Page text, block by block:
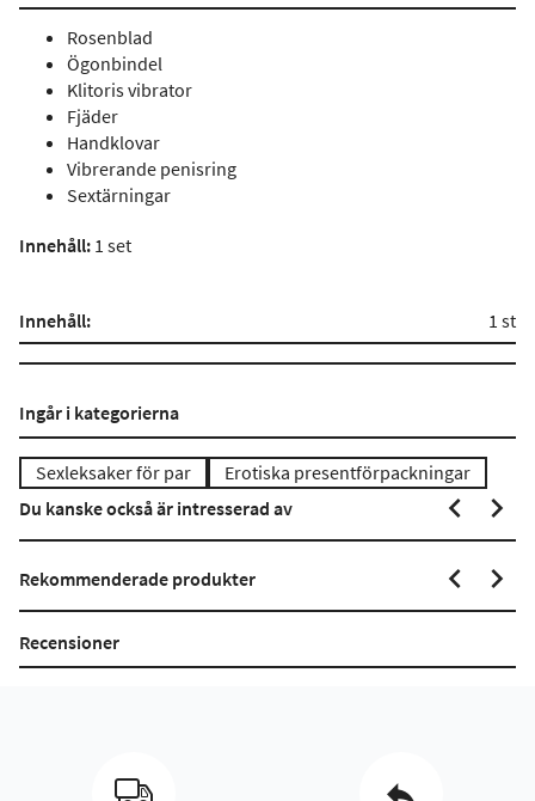
Rosenblad
Ögonbindel
Klitoris vibrator
Fjäder
Handklovar
Vibrerande penisring
Sextärningar
Innehåll: 1 set
Innehåll: 1 st
Ingår i kategorierna
Sexleksaker för par
Erotiska presentförpackningar
Du kanske också är intresserad av
Rekommenderade produkter
Recensioner